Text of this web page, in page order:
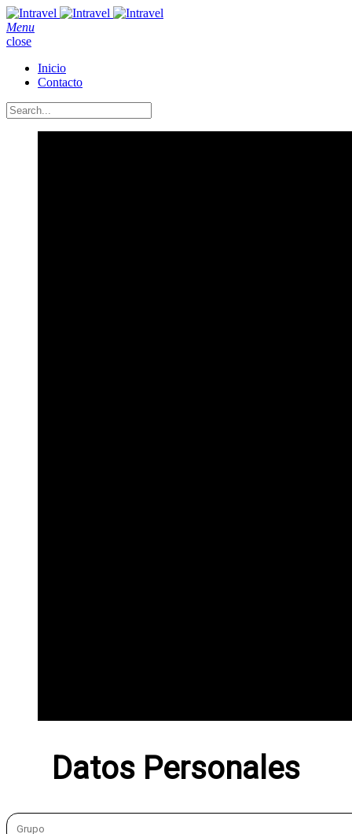
Menu
close
Inicio
Contacto
Datos Personales